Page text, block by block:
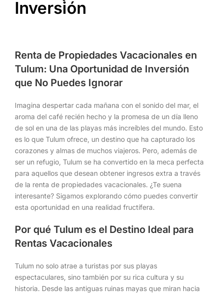
Inversión
Renta de Propiedades Vacacionales en
Tulum: Una Oportunidad de Inversión
que No Puedes Ignorar
Imagina despertar cada mañana con el sonido del mar, el
aroma del café recién hecho y la promesa de un día lleno
de sol en una de las playas más increíbles del mundo. Esto
es lo que Tulum ofrece, un destino que ha capturado los
corazones y almas de muchos viajeros. Pero, además de
ser un refugio, Tulum se ha convertido en la meca perfecta
para aquellos que desean obtener ingresos extra a través
de la renta de propiedades vacacionales. ¿Te suena
interesante? Sigamos explorando cómo puedes convertir
esta oportunidad en una realidad fructífera.
Por qué Tulum es el Destino Ideal para
Rentas Vacacionales
Tulum no solo atrae a turistas por sus playas
espectaculares, sino también por su rica cultura y su
historia. Desde las antiguas ruinas mayas que miran hacia